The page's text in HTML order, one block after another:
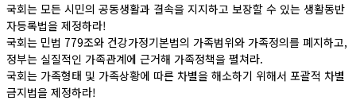
국회는 모든 시민의 공동생활과 결속을 지지하고 보장할 수 있는 생활동반
자등록법을 제정하라!
국회는 민법 779조와 건강가정기본법의 가족범위와 가족정의를 폐지하고,
정부는 실질적인 가족관계에 근거해 가족정책을 펼쳐라.
국회는 가족형태 및 가족상황에 따른 차별을 해소하기 위해서 포괄적 차별
금지법을 제정하라!